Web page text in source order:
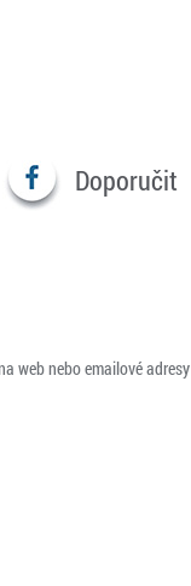
Doporučit
web nebo emailové adresy